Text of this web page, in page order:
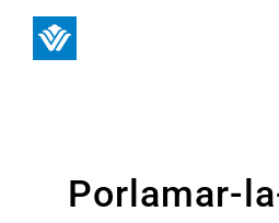
Porlamar-